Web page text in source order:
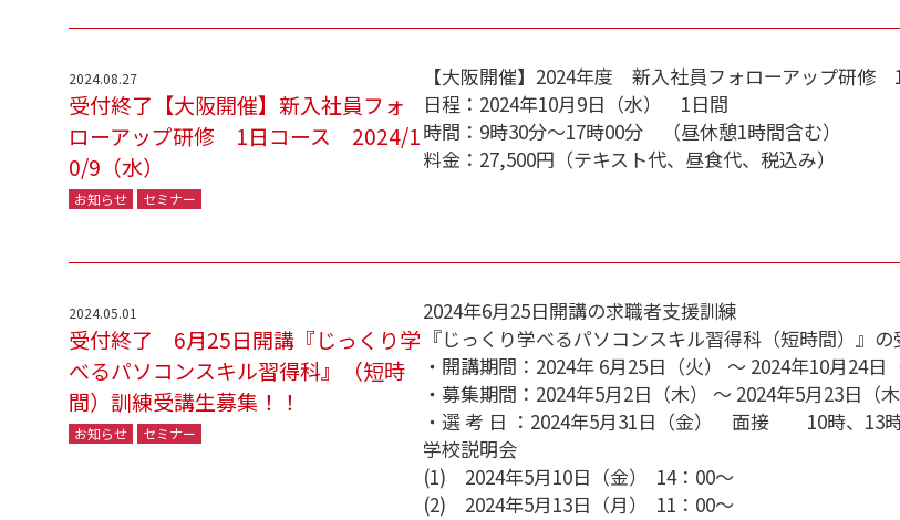
2024.08.27
受付終了【大阪開催】新入社員フォ
ローアップ研修 1日コース 2024/1
0/9（水）
お知らせ セミナー
【大阪開催】2024年度 新入社員フォローアップ研修
日程：2024年10月9日（水） 1日間
時間：9時30分～17時00分 （昼休憩1時間含む）
料金：27,500円（テキスト代、昼食代、税込み）
2024.05.01
受付終了 6月25日開講『じっくり学
べるパソコンスキル習得科』（短時
間）訓練受講生募集！！
お知らせ セミナー
2024年6月25日開講の求職者支援訓練
『じっくり学べるパソコンスキル習得科（短時間）』
・開講期間：2024年 6月25日（火） ～ 2024年10月24日
・募集期間：2024年5月2日（木） ～ 2024年5月23日
・選 考 日 ：2024年5月31日（金） 面接 10時、13
学校説明会
(1) 2024年5月10日（金） 14：00～
(2) 2024年5月13日（月） 11：00～